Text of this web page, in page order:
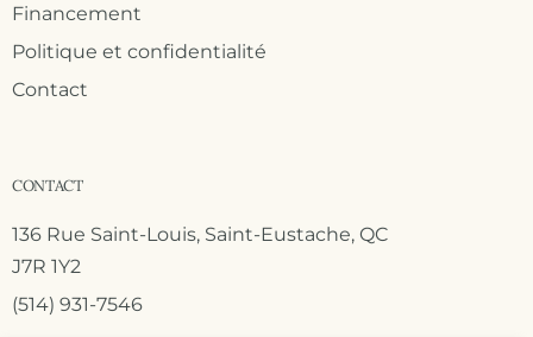
Financement
Politique et confidentialité
Contact
CONTACT
136 Rue Saint-Louis, Saint-Eustache, QC
J7R 1Y2
(514) 931-7546